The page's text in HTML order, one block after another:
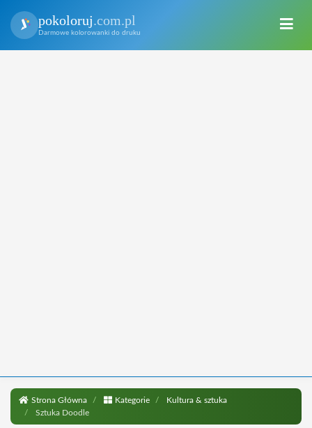
pokoloruj.com.pl
Darmowe kolorowanki do druku
Strona Główna Kategorie
Kultura & sztuka
Sztuka Doodle